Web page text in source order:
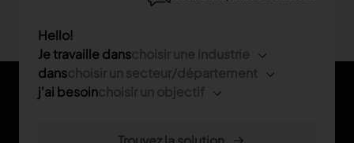
Hello!
Je travaille dans
dans
j'ai besoin